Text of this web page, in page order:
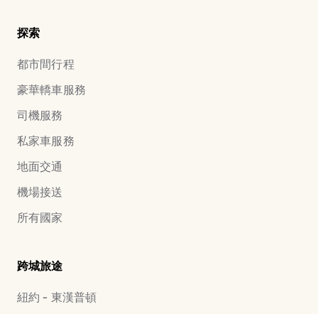
探索
都市間行程
豪華轎車服務
司機服務
私家車服務
地面交通
機場接送
所有國家
跨城旅途
紐約 - 東漢普頓